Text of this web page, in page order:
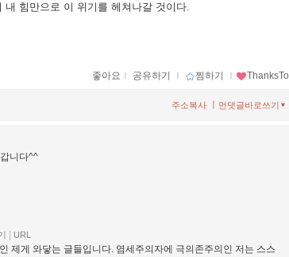
내 힘만으로 이 위기를 헤쳐나갈 것이다.
좋아요 ｌ 공유하기 ｌ 찜하기 ｌ ThanksTo
먼댓글바로쓰기
주소복사
니다^^
URL
제게 와닿는 글들입니다. 염세주의자에 극의존주의인 저는 스스